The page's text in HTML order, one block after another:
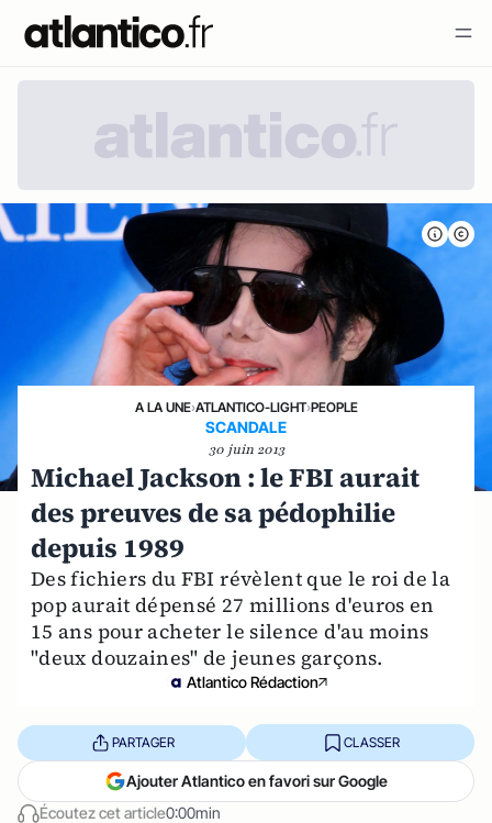
A LA UNE›ATLANTICO-LIGHT›PEOPLE
SCANDALE
30 juin 2013
Michael Jackson : le FBI aurait
des preuves de sa pédophilie
depuis 1989
Des fichiers du FBI révèlent que le roi de la
pop aurait dépensé 27 millions d'euros en
15 ans pour acheter le silence d'au moins
"deux douzaines" de jeunes garçons.
Atlantico Rédaction
Écoutez cet article0:00min
PARTAGER CLASSER
Ajouter Atlantico en favori sur Google